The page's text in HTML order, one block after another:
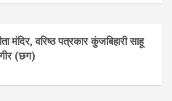
वरिष्ठ पत्रकार कुंजबिहारी साहू
(छग)